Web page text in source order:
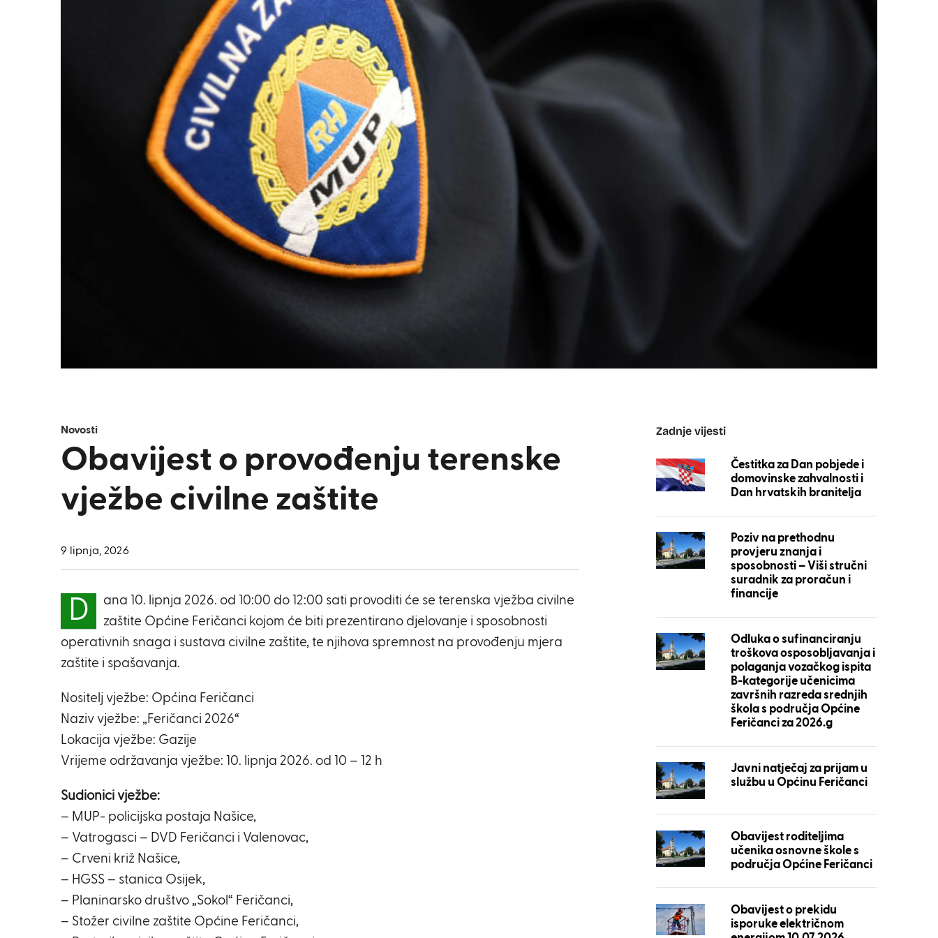
Novosti
Obavijest o provođenju terenske
vježbe civilne zaštite
9 lipnja, 2026
D
ana 10. lipnja 2026. od 10:00 do 12:00 sati provoditi će se terenska vježba civilne
zaštite Općine Feričanci kojom će biti prezentirano djelovanje i sposobnosti
operativnih snaga i sustava civilne zaštite, te njihova spremnost na provođenju mjera
zaštite i spašavanja.
Nositelj vježbe: Općina Feričanci
Naziv vježbe: „Feričanci 2026“
Lokacija vježbe: Gazije
Vrijeme održavanja vježbe: 10. lipnja 2026. od 10 – 12 h
Sudionici vježbe:
– MUP- policijska postaja Našice,
– Vatrogasci – DVD Feričanci i Valenovac,
– Crveni križ Našice,
– HGSS – stanica Osijek,
– Planinarsko društvo „Sokol“ Feričanci,
– Stožer civilne zaštite Općine Feričanci,
Zadnje vijesti
Čestitka za Dan pobjede i
domovinske zahvalnosti i
Dan hrvatskih branitelja
Poziv na prethodnu
provjeru znanja i
sposobnosti – Viši stručni
suradnik za proračun i
financije
Odluka o sufinanciranju
troškova osposobljavanja i
polaganja vozačkog ispita
B-kategorije učenicima
završnih razreda srednjih
škola s područja Općine
Feričanci za 2026.g
Javni natječaj za prijam u
službu u Općinu Feričanci
Obavijest roditeljima
učenika osnovne škole s
područja Općine Feričanci
Obavijest o prekidu
isporuke električnom